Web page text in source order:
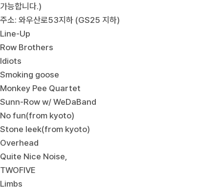
가능합니다.)
주소: 와우산로53지하 (GS25 지하)
Line-Up
Row Brothers
Idiots
Smoking goose
Monkey Pee Quartet
Sunn-Row w/ WeDaBand
No fun(from kyoto)
Stone leek(from kyoto)
Overhead
Quite Nice Noise,
TWOFIVE
Limbs